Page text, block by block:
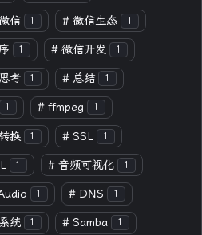
信 1 # 微信生态 1
1 # 微信开发 1
考 1 # 总结 1
1 # ffmpeg 1
换 1 # SSL 1
1 # 音频可视化 1
1 # DNS 1
统 1 # Samba 1